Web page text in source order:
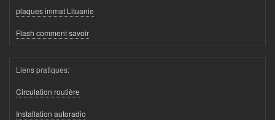
plaques immat Lituanie
Flash comment savoir
Liens pratiques:
Circulation routière
Installation autoradio